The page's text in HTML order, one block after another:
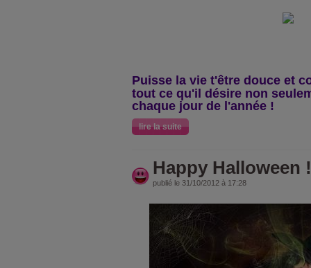
Puisse la vie t'être douce et
tout ce qu'il désire non
chaque jour de l'année !
lire la suite
Happy Halloween
publié le 31/10/2012 à 17:28